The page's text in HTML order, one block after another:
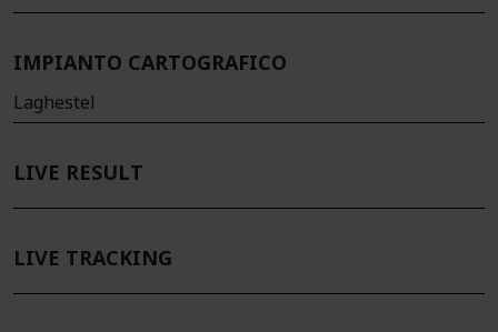
IMPIANTO CARTOGRAFICO
Laghestel
LIVE RESULT
LIVE TRACKING